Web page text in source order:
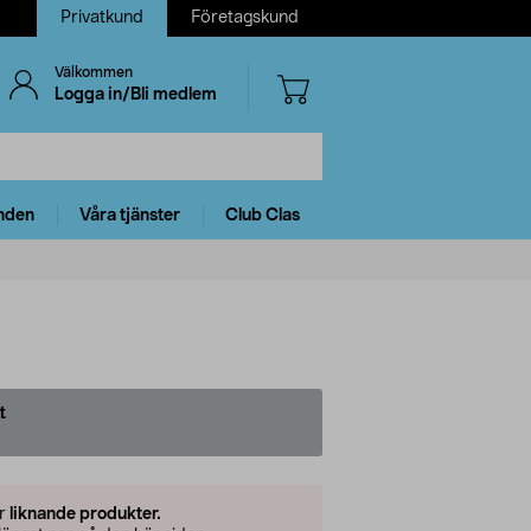
Privatkund Företagskund
Välkommen
Logga in/Bli medlem
Våra tjänster Club Clas
liknande produkter.